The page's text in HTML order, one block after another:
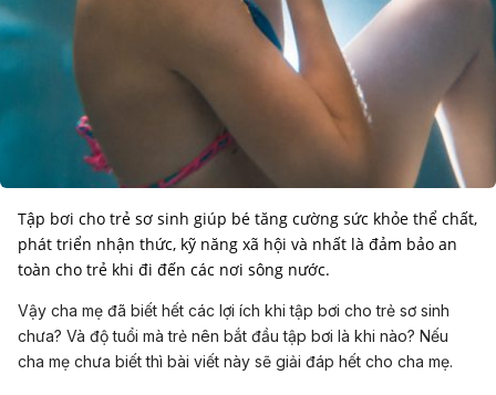
Tập bơi cho trẻ sơ sinh giúp bé tăng cường sức khỏe thể chất,
phát triển nhận thức, kỹ năng xã hội và nhất là đảm bảo an
toàn cho trẻ khi đi đến các nơi sông nước.
Vậy cha mẹ đã biết hết các lợi ích khi tập bơi cho trẻ sơ sinh
chưa? Và độ tuổi mà trẻ nên bắt đầu tập bơi là khi nào? Nếu
cha mẹ chưa biết thì bài viết này sẽ giải đáp hết cho cha mẹ.